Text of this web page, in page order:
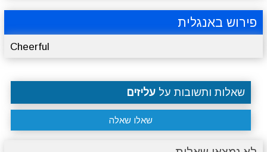
פירוש באנגלית
Cheerful
שאלות ותשובות על עליזים
שאלו שאלה